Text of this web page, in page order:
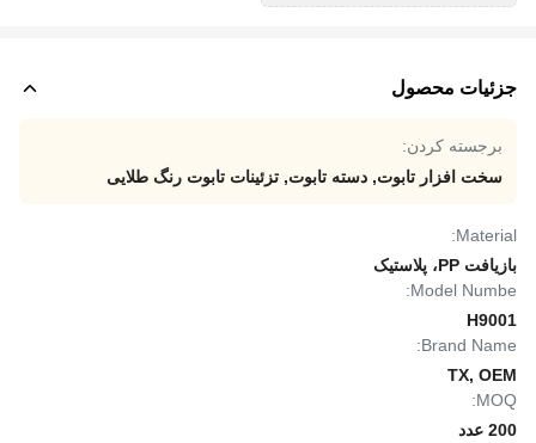
جزئیات محصول
برجسته کردن:
سخت افزار تابوت, دسته تابوت, تزئینات تابوت رنگ طلایی
Material:
بازیافت PP، پلاستیک
Model Numbe:
H9001
Brand Name:
TX, OEM
MOQ:
200 عدد